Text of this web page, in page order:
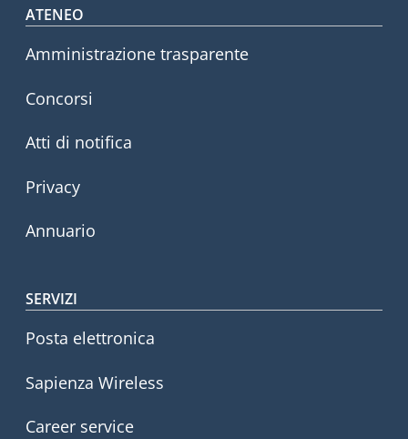
Footer menu
ATENEO
Amministrazione trasparente
Concorsi
Atti di notifica
Privacy
Annuario
SERVIZI
Posta elettronica
Sapienza Wireless
Career service